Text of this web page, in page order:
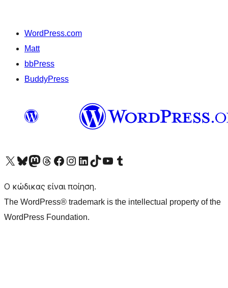
WordPress.com
Matt
bbPress
BuddyPress
Visit our X (formerly Twitter) account
Visit our Bluesky account
Επισκεφθείτε τον λογαριασμό μας στο Mastodon
Visit our Threads account
Επισκεφτείτε τη σελίδα μας στο Facebook
Επισκεφθείτε τον λογαριασμό μας Instagram
Επισκεφθείτε τον λογαριασμό μας LinkedIn
Visit our TikTok account
Visit our YouTube channel
Visit our Tumblr account
Ο κώδικας είναι ποίηση.
The WordPress® trademark is the intellectual property of the
WordPress Foundation.